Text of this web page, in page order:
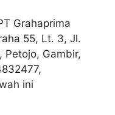
Grahaprima
55, Lt. 3, Jl.
Petojo, Gambir,
ini